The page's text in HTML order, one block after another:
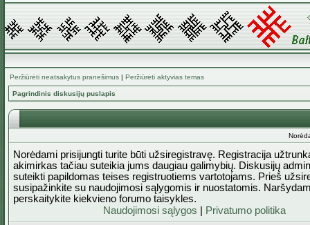
Peržiūrėti neatsakytus pranešimus | Peržiūrėti aktyvias temas
Pagrindinis diskusijų puslapis
Norėdami prisijungti turite būti užsiregistravę. Registracija
akimirkas tačiau suteikia jums daugiau galimybių. Diskusijų
suteikti papildomas teises registruotiems vartotojams. Prieš
susipažinkite su naudojimosi sąlygomis ir nuostatomis.
perskaitykite kiekvieno forumo taisykles.
Naudojimosi sąlygos
Privatumo politika